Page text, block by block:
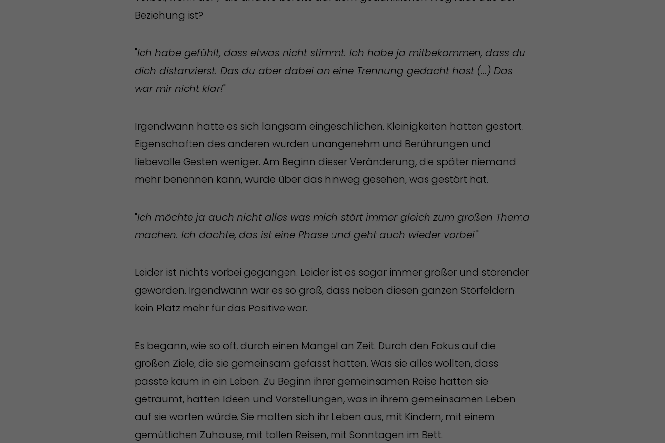
Beziehung ist?
"Ich habe gefühlt, dass etwas nicht stimmt. Ich habe ja mitbekommen, dass du
dich distanzierst. Das du aber dabei an eine Trennung gedacht hast (...) Das
war mir nicht klar!"
Irgendwann hatte es sich langsam eingeschlichen. Kleinigkeiten hatten gestört,
Eigenschaften des anderen wurden unangenehm und Berührungen und
liebevolle Gesten weniger. Am Beginn dieser Veränderung, die später niemand
mehr benennen kann, wurde über das hinweg gesehen, was gestört hat.
"Ich möchte ja auch nicht alles was mich stört immer gleich zum großen Thema
machen. Ich dachte, das ist eine Phase und geht auch wieder vorbei."
Leider ist nichts vorbei gegangen. Leider ist es sogar immer größer und störender
geworden. Irgendwann war es so groß, dass neben diesen ganzen Störfeldern
kein Platz mehr für das Positive war.
Es begann, wie so oft, durch einen Mangel an Zeit. Durch den Fokus auf die
großen Ziele, die sie gemeinsam gefasst hatten. Was sie alles wollten, dass
passte kaum in ein Leben. Zu Beginn ihrer gemeinsamen Reise hatten sie
geträumt, hatten Ideen und Vorstellungen, was in ihrem gemeinsamen Leben
auf sie warten würde. Sie malten sich ihr Leben aus, mit Kindern, mit einem
gemütlichen Zuhause, mit tollen Reisen, mit Sonntagen im Bett.